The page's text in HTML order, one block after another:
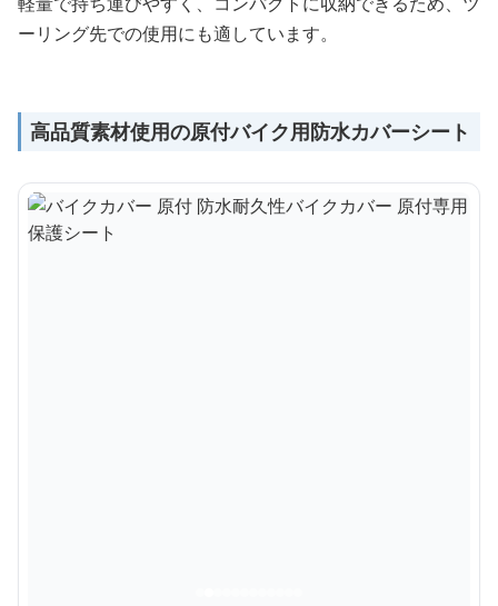
ーリング先での使用にも適しています。
高品質素材使用の原付バイク用防水カバーシート